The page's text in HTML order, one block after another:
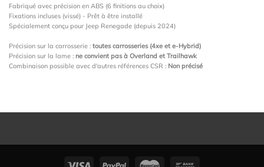
Fabriqué avec précision en ABS (6 finitions au choix)
Fixations incluses (vissé) - Prêt à être installé
Spécialement conçu pour Jeep Renegade (depuis 2024)
Précision sur la carrosserie : toutes carrosseries (4xe et e-Hybrid)
Précision sur la lame : ne convient pas à Overland et Trailhawk
Combinaison possible avec d'autres références CSR : Non précisé